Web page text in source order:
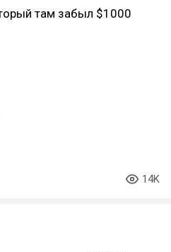
там забыл $1000
14K